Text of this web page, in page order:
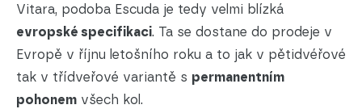
Vitara, podoba Escuda je tedy velmi blízká
evropské specifikaci. Ta se dostane do prodeje v
Evropě v říjnu letošního roku a to jak v pětidvéřové
tak v třídveřové variantě s permanentním
pohonem všech kol.